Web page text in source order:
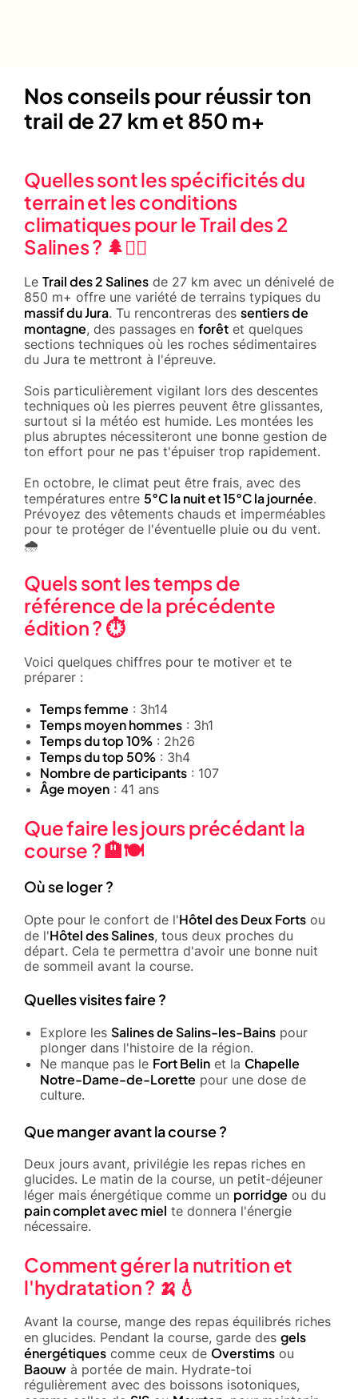
Nos conseils pour réussir ton
trail de 27 km et 850 m+
Quelles sont les spécificités du
terrain et les conditions
climatiques pour le Trail des 2
Salines ? 🌲🏃‍♂️
Le Trail des 2 Salines de 27 km avec un dénivelé de
850 m+ offre une variété de terrains typiques du
massif du Jura. Tu rencontreras des sentiers de
montagne, des passages en forêt et quelques
sections techniques où les roches sédimentaires
du Jura te mettront à l'épreuve.
Sois particulièrement vigilant lors des descentes
techniques où les pierres peuvent être glissantes,
surtout si la météo est humide. Les montées les
plus abruptes nécessiteront une bonne gestion de
ton effort pour ne pas t'épuiser trop rapidement.
En octobre, le climat peut être frais, avec des
températures entre 5°C la nuit et 15°C la journée.
Prévoyez des vêtements chauds et imperméables
pour te protéger de l'éventuelle pluie ou du vent.
🌧️
Quels sont les temps de
référence de la précédente
édition ? ⏱️
Voici quelques chiffres pour te motiver et te
préparer :
Temps femme : 3h14
Temps moyen hommes : 3h1
Temps du top 10% : 2h26
Temps du top 50% : 3h4
Nombre de participants : 107
Âge moyen : 41 ans
Que faire les jours précédant la
course ? 🏨🍽️
Où se loger ?
Opte pour le confort de l'Hôtel des Deux Forts ou
de l'Hôtel des Salines, tous deux proches du
départ. Cela te permettra d'avoir une bonne nuit
de sommeil avant la course.
Quelles visites faire ?
Explore les Salines de Salins-les-Bains pour
plonger dans l'histoire de la région.
Ne manque pas le Fort Belin et la Chapelle
Notre-Dame-de-Lorette pour une dose de
culture.
Que manger avant la course ?
Deux jours avant, privilégie les repas riches en
glucides. Le matin de la course, un petit-déjeuner
léger mais énergétique comme un porridge ou du
pain complet avec miel te donnera l'énergie
nécessaire.
Comment gérer la nutrition et
l'hydratation ? 🍌💧
Avant la course, mange des repas équilibrés riches
en glucides. Pendant la course, garde des gels
énergétiques comme ceux de Overstims ou
Baouw à portée de main. Hydrate-toi
régulièrement avec des boissons isotoniques,